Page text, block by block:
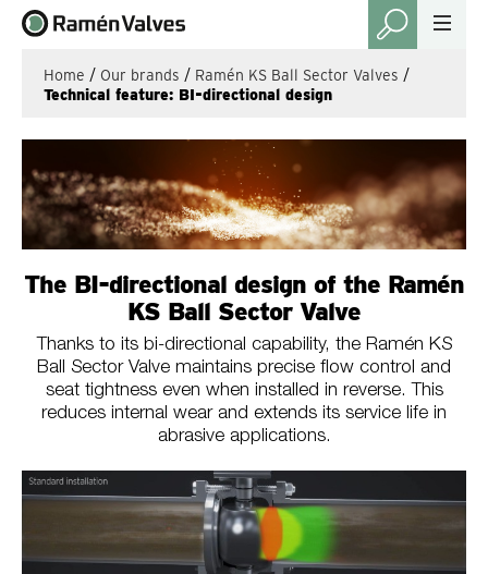
Home / Our brands / Ramén KS Ball Sector Valves /
Technical feature: BI-directional design
The BI-directional design of the Ramén
KS Ball Sector Valve
Thanks to its bi-directional capability, the Ramén KS
Ball Sector Valve maintains precise flow control and
seat tightness even when installed in reverse. This
reduces internal wear and extends its service life in
abrasive applications.